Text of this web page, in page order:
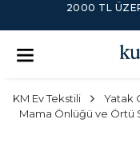
2000 TL
KM Ev Tekstili Yatak
Mama Önlüğü ve Örtü